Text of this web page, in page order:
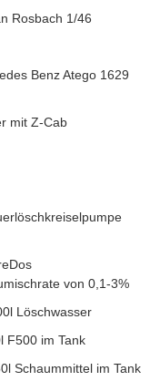
Rosbach 1/46
Benz Atego 1629
mit Z-Cab
von 0,1-3%
im Tank